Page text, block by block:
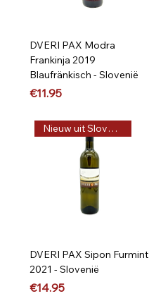
DVERI PAX Modra
Frankinja 2019
Blaufränkisch - Slovenië
Price
€11.95
Nieuw uit Slovenië
DVERI PAX Sipon Furmint
2021 - Slovenië
Price
€14.95